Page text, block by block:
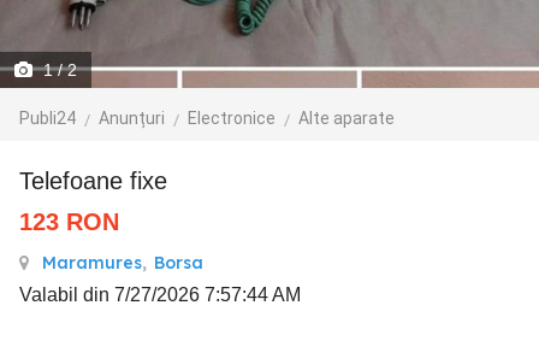
1/ 2
Publi24 Anunțuri Electronice Alte aparate
telefoane fixe
123 RON
Maramures, Borsa
Valabil din 7/27/2026 7:57:44 AM